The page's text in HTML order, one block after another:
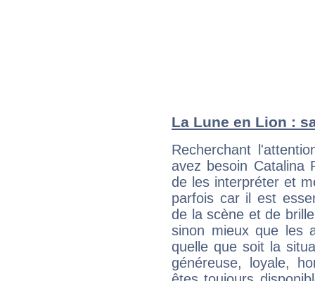
La Lune en Lion :
Recherchant
avez besoin Catalina
de les interpréter et
parfois car il est
de la scène et de
sinon mieux que les
quelle que soit la
généreuse, loyale,